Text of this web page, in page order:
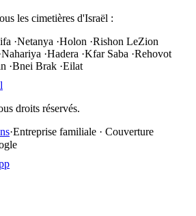
les cimetières d'Israël :
·Netanya ·Holon ·Rishon LeZion
Nahariya ·Hadera ·Kfar Saba ·Rehovot
·Bnei Brak ·Eilat
droits réservés.
·Entreprise familiale · Couverture